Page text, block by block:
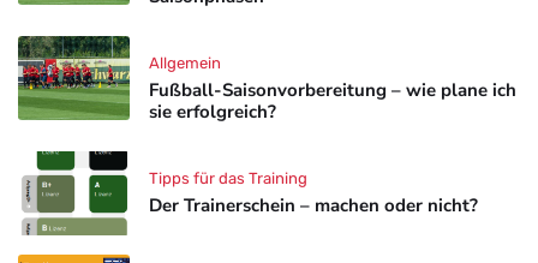
Fußball-Saisonvorbereitung – wie plane ich
sie erfolgreich?
Allgemein
Der Trainerschein – machen oder nicht?
Tipps für das Training